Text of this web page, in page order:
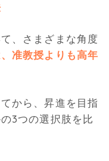
、さまざまな角度
准教授よりも高年
から、昇進を目指
3つの選択肢を比